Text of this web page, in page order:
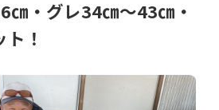
㎝・グレ34㎝〜43㎝・
！